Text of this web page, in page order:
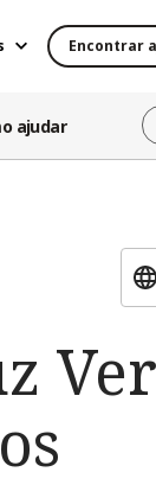
Encontrar
ajudar